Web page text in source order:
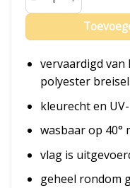
vervaardigd van
polyester breisel
kleurecht en
wasbaar op 40°
vlag is
geheel rondom